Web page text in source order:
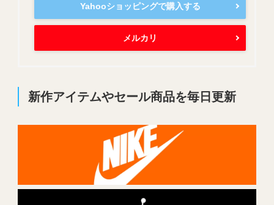
Yahooショッピングで購入する
メルカリ
新作アイテムやセール商品を毎日更新